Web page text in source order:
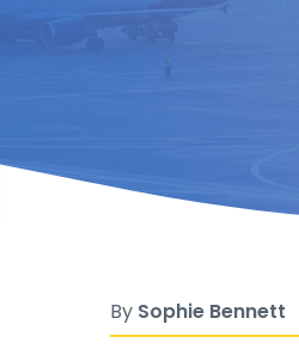
By Sophie Bennett